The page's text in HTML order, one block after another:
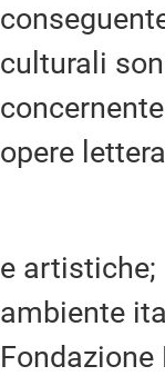
culturali
opere
e artistiche;
ambiente